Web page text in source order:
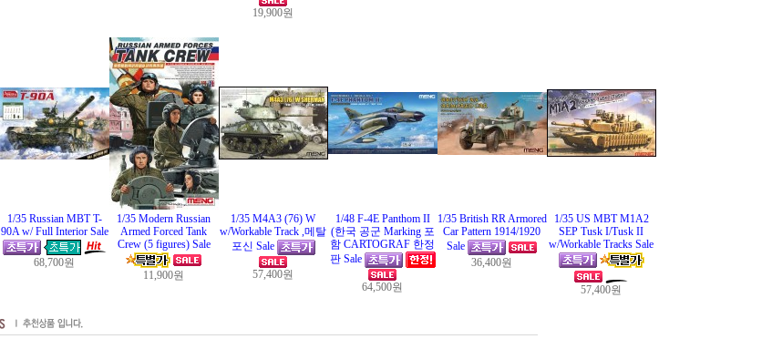
19,900원
1/35 Russian MBT T-
90A w/ Full Interior Sale
68,700원
1/35 Modern Russian
Armed Forced Tank
Crew (5 figures) Sale
11,900원
1/35 M4A3 (76) W
w/Workable Track ,메탈
포신 Sale
57,400원
1/48 F-4E Panthom II
(한국 공군 Marking 포
함 CARTOGRAF 한정
판 Sale
64,500원
1/35 British RR Armored
Car Pattern 1914/1920
Sale
36,400원
1/35 US MBT M1A2
SEP Tusk I/Tusk II
w/Workable Tracks Sale
57,400원